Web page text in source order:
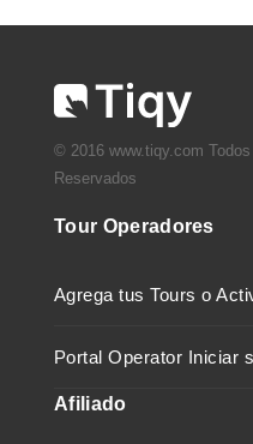
© 2016 www.tiqy.com
Reservados
Tour Operadores
Agrega tus Tours o
Portal Operator Iniciar
Afiliado